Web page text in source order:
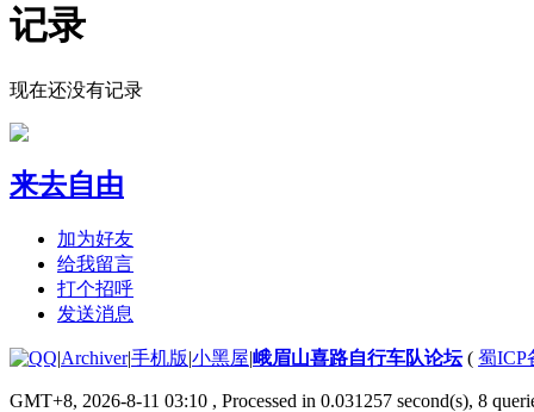
记录
现在还没有记录
来去自由
加为好友
给我留言
打个招呼
发送消息
|Archiver|手机版|小黑屋|峨眉山喜路自行车队论坛( 蜀ICP
GMT+8, 2026-8-11 03:10 , Processed in 0.031257 second(s), 8